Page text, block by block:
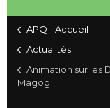
APQ - Accueil
Actualités
Animation sur les
Magog